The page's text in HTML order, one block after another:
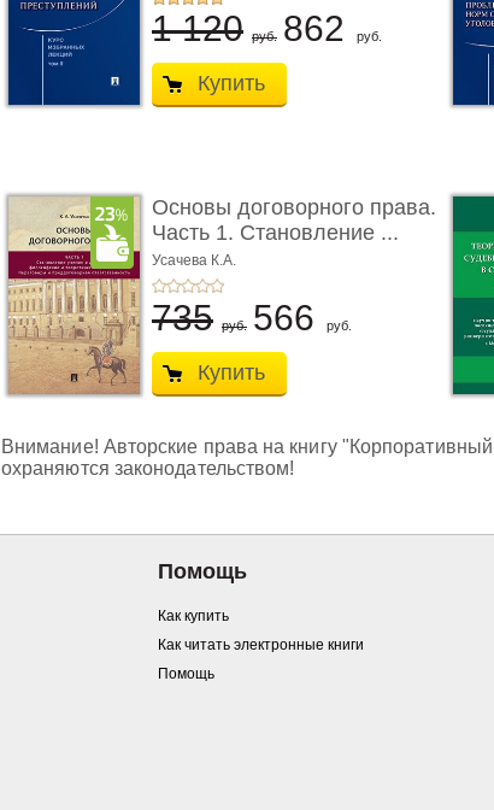
1 120 руб. 862 руб.
Купить
Основы договорного права.
Часть 1. Становление ...
Усачева К.А.
735 руб. 566 руб.
Купить
Внимание! Авторские права на книгу
охраняются законодательством!
Помощь
Как купить
Как читать электронные книги
Помощь